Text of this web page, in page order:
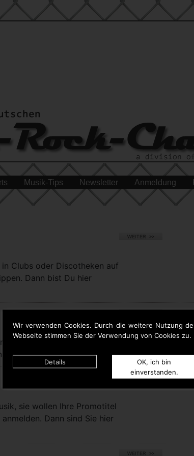
Wir verwenden Cookies. Durch die weitere Nutzung
Webseite stimmen Sie der Verwendung von Cookies zu.
Details
OK, ich bin
einverstanden.
Musik-Tips Newsletter Anmeldung
Clubs oder Discotheken auf
Dann bist Du hier
bei uns eigene Titel für die
sind Sie hier richtig.
sie wollen Ihre Promotitel
Dann sind Sie hier